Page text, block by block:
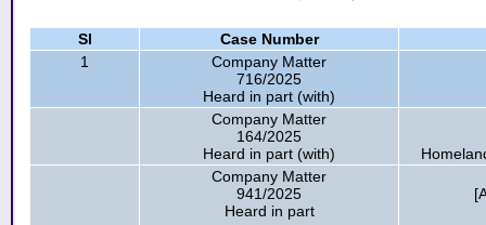
Sl
Case Number
1
Company Matter
716/2025
Heard in part (with)
Company Matter
164/2025
Heard in part (with)
Company Matter
941/2025
Heard in part